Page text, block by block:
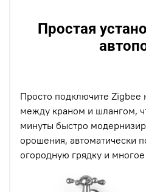
Простая
Просто подключите Zigbee
между краном и шлангом,
минуты быстро
орошения, автоматически
огородную грядку и